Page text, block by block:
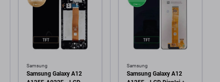
Samsung
Samsung Galaxy A12
Samsung
Samsung Galaxy A12